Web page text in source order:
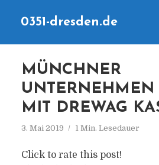
0351-dresden.de
MÜNCHNER
UNTERNEHMEN
MIT DREWAG
3. Mai 2019 1 Min. Lesedauer
Click to rate this post!